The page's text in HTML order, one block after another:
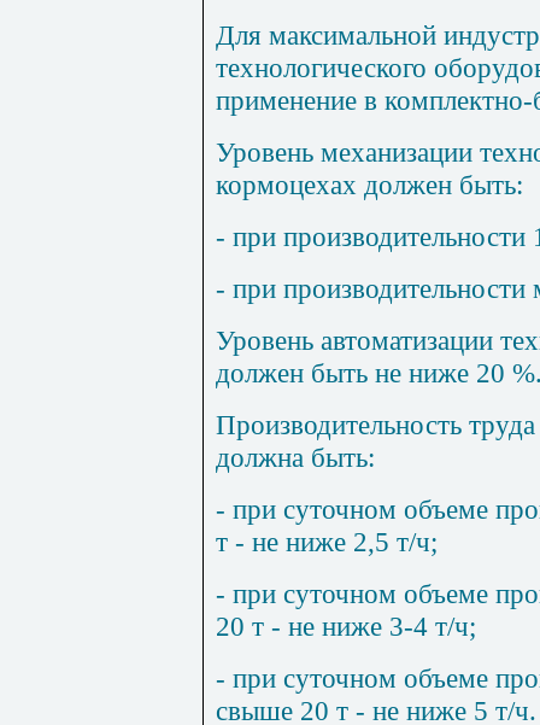
Для максимальной
технологического
применение в
Уровень механизации
кормоцехах должен быть:
- при
- при
Уровень автоматизации
должен быть не ниже 20
Производительность
должна быть:
- при суточном объеме
т - не ниже 2,5 т/ч;
- при суточном объеме
20 т - не ниже 3-4 т/ч;
- при суточном объеме
свыше 20 т - не ниже 5 т/ч.